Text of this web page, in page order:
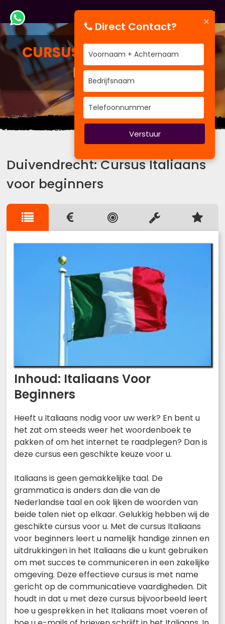
CURSUS
ITALIAANS VOOR
BEGINNERS
BV&T traint voor Bedrijven
Duivendrecht: Cursus Italiaans
voor beginners
Inhoud: Italiaans Voor
Beginners
Heeft u Italiaans nodig voor uw werk? En bent u
het zat om steeds weer het woordenboek te
pakken of om het internet te raadplegen? Dan is
deze cursus een geschikte keuze voor u.
Italiaans is geen gemakkelijke taal. De
grammatica is anders dan die van de
Nederlandse taal en ook lijken de woorden van
beide talen niet op elkaar. Gelukkig hebben wij de
geschikte cursus voor u. Met de cursus Italiaans
voor beginners leert u namelijk handige zinnen en
uitdrukkingen in het Italiaans die u kunt gebruiken
om met succes te communiceren in een zakelijke
omgeving. Deze effectieve cursus is met name
gericht op de communicatieve vaardigheden. Dit
houdt in dat u met deze cursus bijvoorbeeld leert
hoe u gesprekken in het Italiaans moet voeren of
×
Direct Contact?
Verstuur